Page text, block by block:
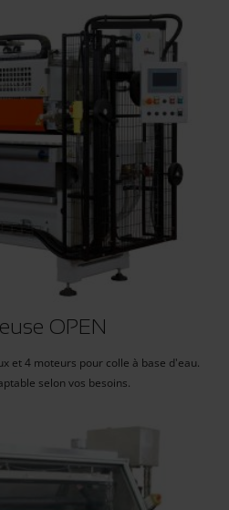
OPEN
et 4 moteurs pour colle à base d'eau.
selon vos besoins.